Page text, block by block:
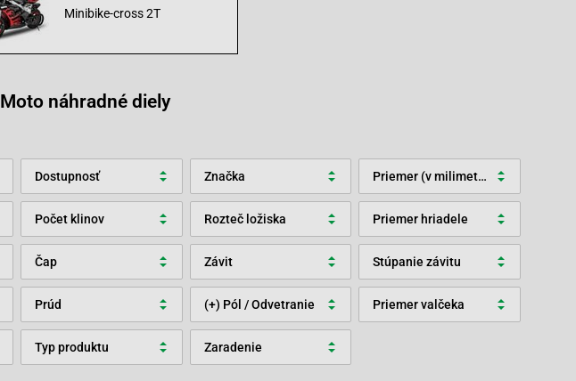
Minibike-cross 2T
Moto náhradné diely
Dostupnosť Značka Priemer (v milimetroch)
Počet klinov Rozteč ložiska Priemer hriadele
Čap Závit Stúpanie závitu
Prúd (+) Pól / Odvetranie Priemer valčeka
Typ produktu Zaradenie